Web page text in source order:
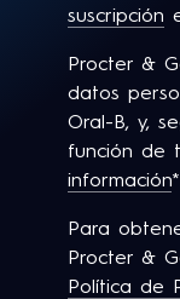
suscripción
Procter &
datos
Oral-B, y,
función de
información*.
Para
Procter &
Política de